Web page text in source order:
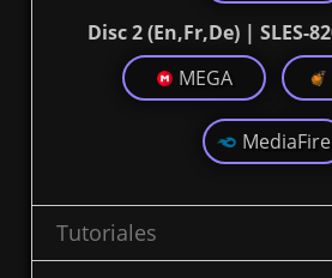
Disc 2 (En,Fr,De) | SLES-
MEGA
MediaFire
Tutoriales